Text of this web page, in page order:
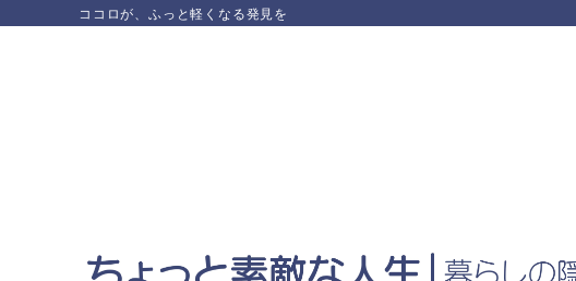
ココロが、ふっと軽くなる発見を